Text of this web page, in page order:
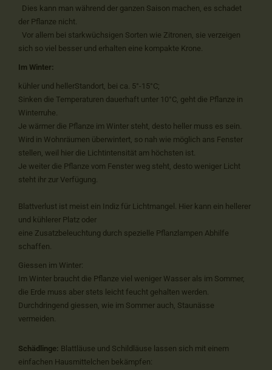
Dies kann man während der ganzen Saison machen, es schadet
der Pflanze nicht.
Vor allem bei starkwüchsigen Sorten wie Zitronen, sie verzeigen
sich so viel besser und erhalten eine kompakte Krone.
Im Winter:
kühler und hellerStandort, bei ca. 5°-15°C;
Sinken die Temperaturen dauerhaft unter 10°C, geht die Pflanze in
Winterruhe.
Je wärmer die Pflanze im Winter steht, desto heller muss es sein.
Wird in Wohnräumen überwintert, so nah wie möglich ans Fenster
stellen, weil hier die Lichtintensität am höchsten ist.
Je weiter die Pflanze vom Fenster weg steht, desto weniger Licht
steht ihr zur Verfügung.
Blattverlust ist meist ein Indiz für Lichtmangel. Hier kann ein hellerer
und kühlerer Platz oder
eine Zusatzbeleuchtung durch spezielle Pflanzlampen Abhilfe
schaffen.
Giessen im Winter:
Im Winter braucht die Pflanze viel weniger Wasser als im Sommer,
die Erde muss aber stets leicht feucht gehalten werden.
Durchdringend giessen, wie im Sommer auch, Staunässe
vermeiden.
Schädlinge: Blattläuse und Schildläuse lassen sich mit einem
einfachen Hausmittelchen bekämpfen: